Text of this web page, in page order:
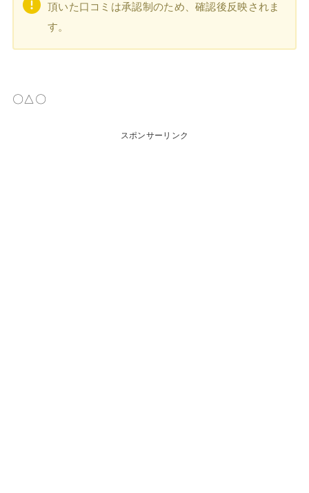
頂いた口コミは承認制のため、確認後反映されま
す。
〇△〇
スポンサーリンク